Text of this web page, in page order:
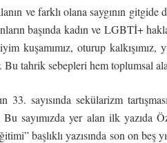
ve farklı olana saygının
başında kadın ve LGBTİ+
kuşamımız, oturup
Bu tahrik sebepleri hem toplumsal
33. sayısında sekülarizm
sayımızda yer alan ilk
başlıklı yazısında son on